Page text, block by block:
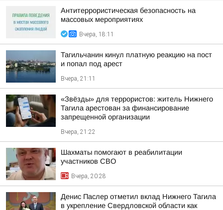
Антитеррористическая безопасность на
массовых мероприятиях
Вчера, 18:11
Тагильчанин кинул платную реакцию на пост
и попал под арест
Вчера, 21:11
«Звёзды» для террористов: житель Нижнего
Тагила арестован за финансирование
запрещенной организации
Вчера, 21:22
Шахматы помогают в реабилитации
участников СВО
Вчера, 20:28
Денис Паслер отметил вклад Нижнего Тагила
в укрепление Свердловской области как